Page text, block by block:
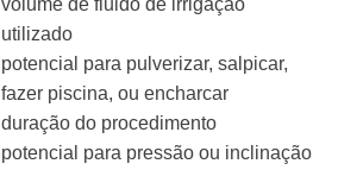
volume de fluido de irrigação
utilizado
potencial para pulverizar, salpicar,
fazer piscina, ou encharcar
duração do procedimento
potencial para pressão ou inclinação